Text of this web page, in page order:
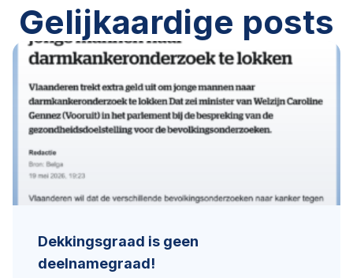
Gelijkaardige posts
Dekkingsgraad is geen
deelnamegraad!